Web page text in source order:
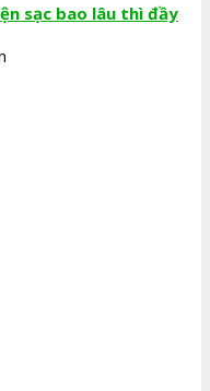
sạc bao lâu thì đầy